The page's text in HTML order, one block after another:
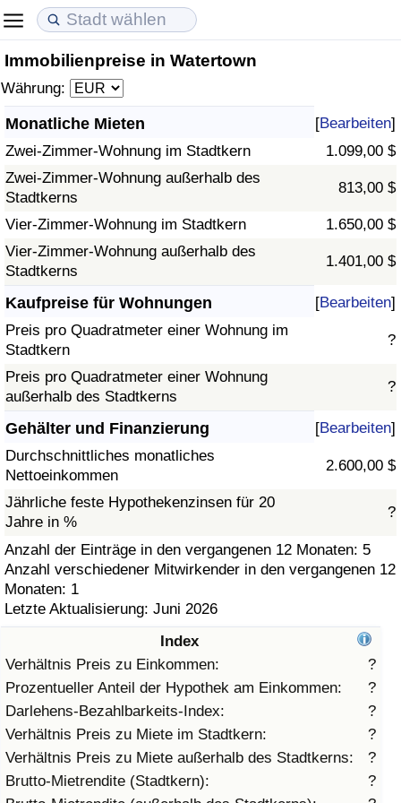
Immobilienpreise in Watertown
Währung:
Monatliche Mieten [Bearbeiten]
Zwei-Zimmer-Wohnung im Stadtkern
1.099,00 $
Zwei-Zimmer-Wohnung außerhalb des
Stadtkerns
813,00 $
Vier-Zimmer-Wohnung im Stadtkern
1.650,00 $
Vier-Zimmer-Wohnung außerhalb des
Stadtkerns
1.401,00 $
Kaufpreise für Wohnungen [Bearbeiten]
Preis pro Quadratmeter einer Wohnung im
Stadtkern
?
Preis pro Quadratmeter einer Wohnung
außerhalb des Stadtkerns
?
Gehälter und Finanzierung [Bearbeiten]
Durchschnittliches monatliches
Nettoeinkommen
2.600,00 $
Jährliche feste Hypothekenzinsen für 20
Jahre in %
?
Anzahl der Einträge in den vergangenen 12 Monaten: 5
Anzahl verschiedener Mitwirkender in den vergangenen 12
Monaten: 1
Letzte Aktualisierung: Juni 2026
Index
Verhältnis Preis zu Einkommen:
?
Prozentueller Anteil der Hypothek am Einkommen:
?
Darlehens-Bezahlbarkeits-Index:
?
Verhältnis Preis zu Miete im Stadtkern:
?
Verhältnis Preis zu Miete außerhalb des Stadtkerns:
?
Brutto-Mietrendite (Stadtkern):
?
Lebenshaltungskosten
Lebenshaltungskosten-Index (aktuell)
Lebenshaltungskosten-Index
Lebenshaltungskosten-Index nach Land
in Akaba
Immobilienpreise
Immobilienpreis-Index (aktuell)
Immobilienpreis-Index
Immobilienpreis-Index nach Land
Lebensqualität
Lebensqualität-Index
Lebensqualität-Index (aktuell)
Lebensqualitätsindex nach Land
Kriminalität
Kriminalitäts-Index (aktuell)
Kriminalitäts-Index
Kriminalitätsindex nach Land
Gesundheitsversorgung
Gesundheitsversorgungs-Index (aktuell)
Gesundheitsversorgungs-Index
Gesundheitsversorgungs-Index nach Land
Umweltverschmutzung
Umweltverschmutzungs-Index (aktuell)
Verschmutzungsindex
Umweltverschmutzungs-Index nach Land
Verkehr